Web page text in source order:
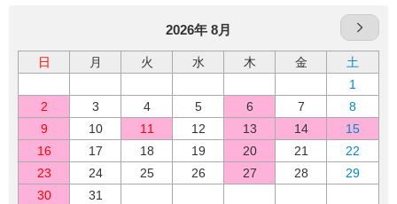
2026年 8月
日 月 火 水 木 金
土
1
2
3 4 5 6 7
8
9
10 11 12 13 14
15
16
17 18 19 20 21
22
23
24 25 26 27 28
29
30
31